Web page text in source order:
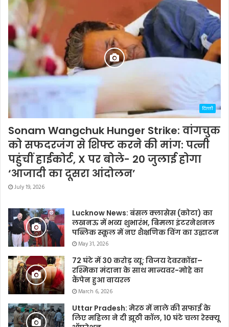
दिल्ली
Sonam Wangchuk Hunger Strike: वांगचुक
को सफदरजंग से शिफ्ट करने की मांग: पत्नी
पहुंचीं हाईकोर्ट, X पर बोले- 20 जुलाई होगा
‘आजादी का दूसरा आंदोलन’
July 19, 2026
Lucknow News: बंसल क्लासेस (कोटा) का
लखनऊ में भव्य शुभारंभ, बिमला इंटरनेशनल
पब्लिक स्कूल में नए शैक्षणिक विंग का उद्घाटन
May 31, 2026
72 घंटे में 30 करोड़ व्यू: विजय देवरकोंडा–
रश्मिका मंदाना के साथ मान्यवर-मोहे का
कैंपेन हुआ वायरल
March 6, 2026
Uttar Pradesh: मेरठ में नाले की सफाई के
लिए महिला ने दी झूठी कॉल, 10 घंटे चला रेस्क्यू